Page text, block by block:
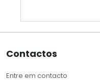
Contactos
Entre em contacto